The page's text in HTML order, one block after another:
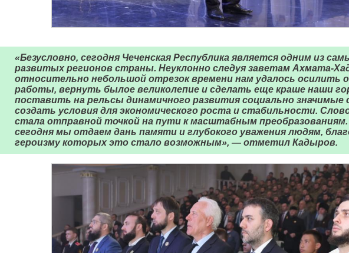
«Безусловно, сегодня Чеченская Республика является одним из
развитых регионов страны. Неуклонно следуя заветам Ахмата-
относительно небольшой отрезок времени нам удалось
работы, вернуть былое великолепие и сделать еще краше наши
поставить на рельсы динамичного развития социально значимые
создать условия для экономического роста и стабильности.
стала отправной точкой на пути к масштабным
сегодня мы отдаем дань памяти и глубокого уважения людям,
героизму которых это стало возможным», — отметил Кадыров.